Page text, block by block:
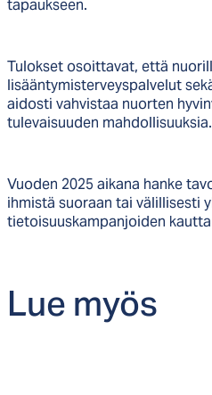
tapaukseen.
Tulokset osoittavat, että
lisääntymisterveyspalvelut
aidosti vahvistaa nuorten
tulevaisuuden mahdollisuuksia.
Vuoden 2025 aikana hanke
ihmistä suoraan tai välillisesti
tietoisuuskampanjoiden
Lue myös